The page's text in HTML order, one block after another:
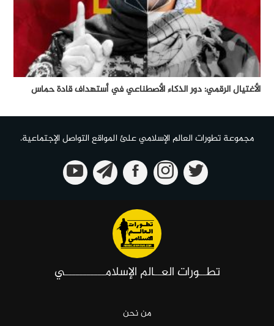
الأغتيال الرقمي: دور الذكاء الأصطناعي في أستهداف قادة حماس
مجموعة تطورات العالم الإسلامي علئ المواقع التواصل الإجتماعية.
تطــورات العــالم الإسلامـــــــــــي
من نحن